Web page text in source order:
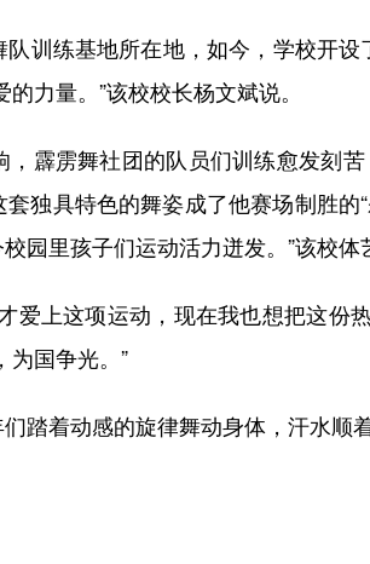
练基地所在地，如今，学校开设
力量。”该校校长杨文斌说。
雳舞社团的队员们训练愈发刻苦
独具特色的舞姿成了他赛场制胜的
园里孩子们运动活力迸发。”该校体
上这项运动，现在我也想把这份
为国争光。”
着动感的旋律舞动身体，汗水顺